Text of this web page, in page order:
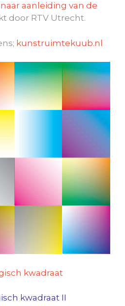
aanleiding van de
door RTV Utrecht.
kunstruimtekuub.nl
kwadraat
kwadraat II